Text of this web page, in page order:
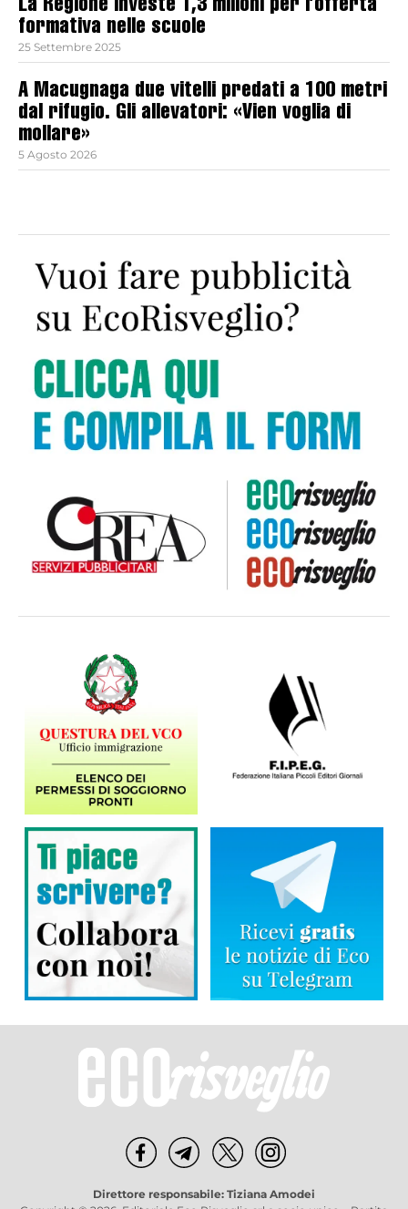
La Regione investe 1,3 milioni per l’offerta
formativa nelle scuole
25 Settembre 2025
A Macugnaga due vitelli predati a 100 metri
dal rifugio. Gli allevatori: «Vien voglia di
mollare»
5 Agosto 2026
Direttore responsabile: Tiziana Amodei